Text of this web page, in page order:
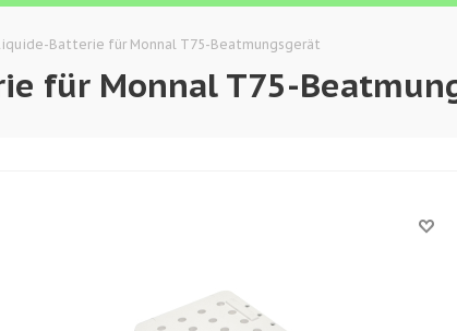
Batterie für Monnal T75-Beatmungsgerät
für Monnal T75-